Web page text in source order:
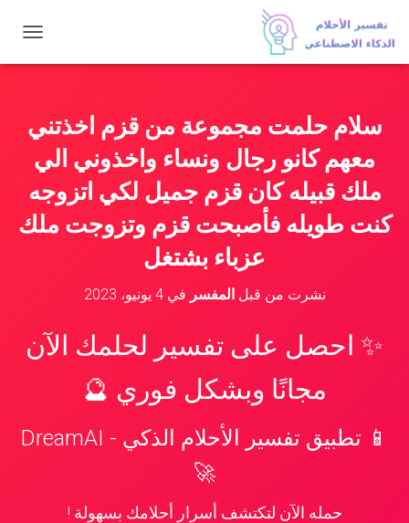
ب
ا
ق
ل
سلام حلمت مجموعة من قزم اخذتني
معهم كانو رجال ونساء واخذوني الي
ملك قبيله كان قزم جميل لكي اتزوجه
كنت طويله فأصبحت قزم وتزوجت ملك
عزباء بشتغل
نشرت من قبلالمفسر في4 يونيو، 2023
✨ احصل على تفسير لحلمك الآن
مجانًا وبشكل فوري 🔮
📱 تطبيق تفسير الأحلام الذكي - DreamAI
🚀
حمله الآن لتكتشف أسرار أحلامك بسهولة !